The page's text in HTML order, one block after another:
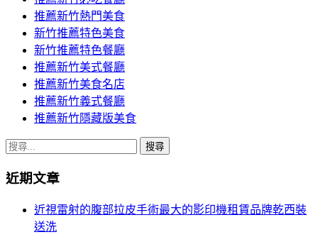
推薦新竹熱門美食
新竹推薦特色美食
新竹推薦特色餐廳
推薦新竹美式餐廳
推薦新竹美食名店
推薦新竹義式餐廳
推薦新竹隱藏版美食
搜
關
近期文章
近視雷射的腹部拉皮手術最大的影印機租賃品牌乾西裝
送洗